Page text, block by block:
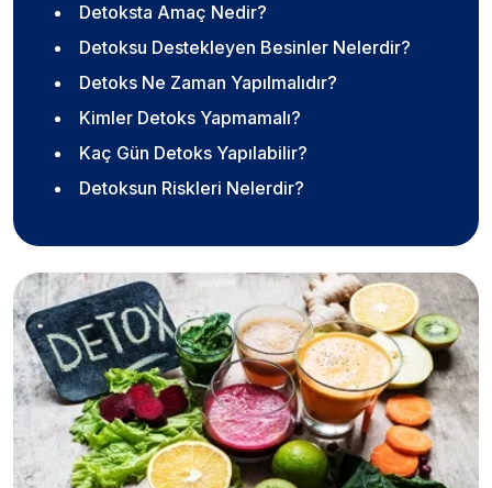
Detoksta Amaç Nedir?
Detoksu Destekleyen Besinler Nelerdir?
Detoks Ne Zaman Yapılmalıdır?
Kimler Detoks Yapmamalı?
Kaç Gün Detoks Yapılabilir?
Detoksun Riskleri Nelerdir?